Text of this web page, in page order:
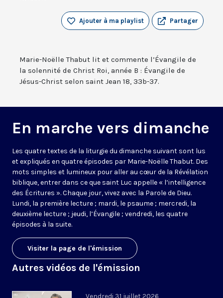
Partager
Ajouter à ma playlist
Marie-Noëlle Thabut lit et commente l’Évangile de
la solennité de Christ Roi, année B : Évangile de
Jésus-Christ selon saint Jean 18, 33b-37.
En marche vers dimanche
Les quatre textes de la liturgie du dimanche suivant sont lus
et expliqués en quatre épisodes par Marie-Noëlle Thabut. Des
mots simples et lumineux pour aller au cœur de la Révélation
biblique, entrer dans ce que saint Luc appelle « l’intelligence
des Écritures ». Chaque jour, vivez avec la Parole de Dieu.
Lundi, la première lecture ; mardi, le psaume ; mercredi, la
deuxième lecture ; jeudi, l’Évangile ; vendredi, les quatre
épisodes à la suite.
Visiter la page de l'émission
Autres vidéos de l'émission
Vendredi 31 juillet 2026